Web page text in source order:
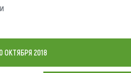
ОКТЯБРЯ 2018